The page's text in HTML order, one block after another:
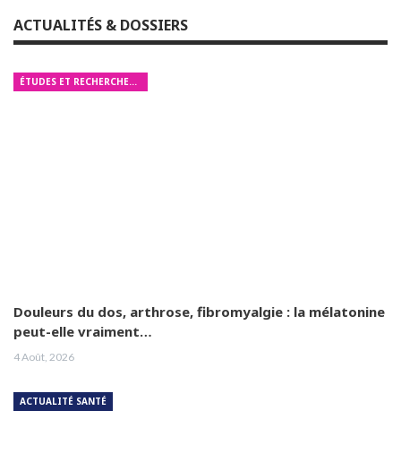
ACTUALITÉS & DOSSIERS
ÉTUDES ET RECHERCHES MÉDICALES
Douleurs du dos, arthrose, fibromyalgie : la mélatonine
peut-elle vraiment…
4 Août, 2026
ACTUALITÉ SANTÉ